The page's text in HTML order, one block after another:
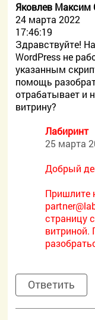
Яковлев Максим
24 марта 2022
17:46:19
Здравствуйте!
WordPress не
указанным
помощь
отрабатывает и
витрину?
Лабиринт
25 марта
Добрый
Пришлите
страницу
витриной.
Ответить